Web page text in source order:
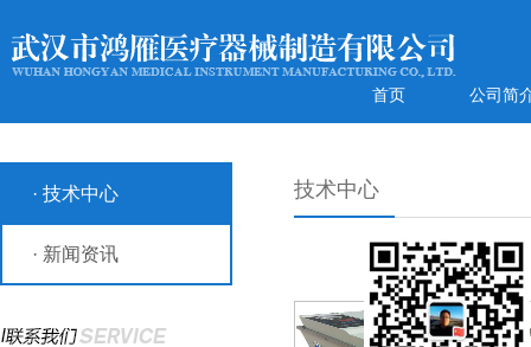
首页 公司简
· 技术中心
· 新闻资讯
技术中心